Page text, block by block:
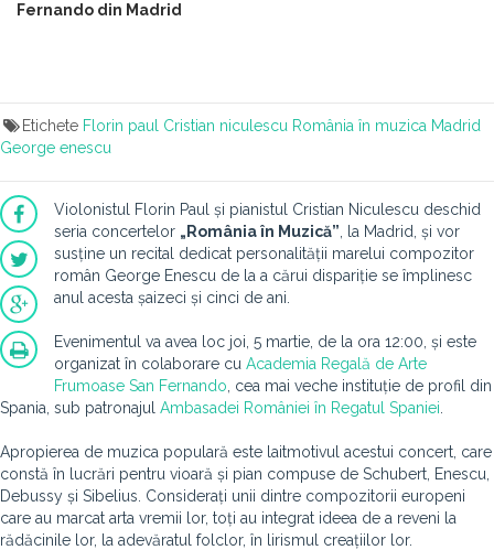
Fernando din Madrid
Etichete Florin paul Cristian niculescu România în muzica Madrid
George enescu
Violonistul Florin Paul și pianistul Cristian Niculescu deschid
seria concertelor „România în Muzică” , la Madrid, și vor
susține un recital dedicat personalității marelui compozitor
român George Enescu de la a cărui dispariție se împlinesc
anul acesta șaizeci și cinci de ani.
Evenimentul va avea loc joi, 5 martie, de la ora 12:00, și este
organizat în colaborare cu Academia Regală de Arte
Frumoase San Fernando , cea mai veche instituție de profil din
Spania, sub patronajul Ambasadei României în Regatul Spaniei
Apropierea de muzica populară este laitmotivul acestui concert, care
constă în lucrări pentru vioară și pian compuse de Schubert, Enescu,
Debussy și Sibelius. Considerați unii dintre compozitorii europeni
care au marcat arta vremii lor, toți au integrat ideea de a reveni la
rădăcinile lor, la adevăratul folclor, în lirismul creațiilor lor.